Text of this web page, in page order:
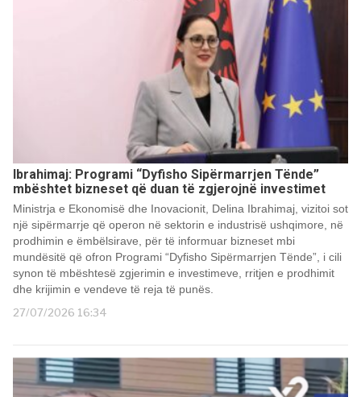
Ibrahimaj: Programi “Dyfisho Sipërmarrjen Tënde”
mbështet bizneset që duan të zgjerojnë investimet
Ministrja e Ekonomisë dhe Inovacionit, Delina Ibrahimaj, vizitoi sot
një sipërmarrje që operon në sektorin e industrisë ushqimore, në
prodhimin e ëmbëlsirave, për të informuar bizneset mbi
mundësitë që ofron Programi “Dyfisho Sipërmarrjen Tënde”, i cili
synon të mbështesë zgjerimin e investimeve, rritjen e prodhimit
dhe krijimin e vendeve të reja të punës.
27/07/2026 16:34